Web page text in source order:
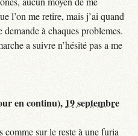
l’on me retire, mais j’ai quand
à chaques problemes.
a suivre n’hésité pas a me
en continu), 19 septembre
comme sur le reste à une furia